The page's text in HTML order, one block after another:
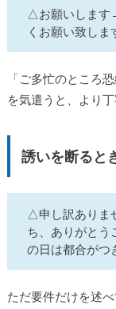
△お願いします
くお願い致しま
「ご多忙のところ
を気遣うと、より
誘いを断ると
△申し訳ありま
ち、ありがとう
の日は都合がつ
ただ要件だけを述